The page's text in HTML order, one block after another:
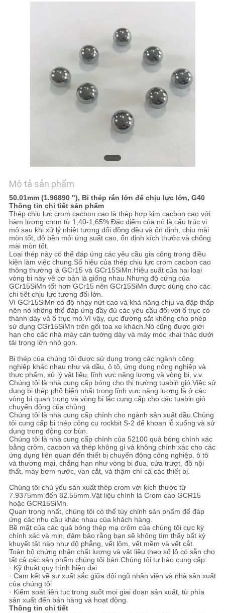
TRANG
WEB
PRIVACY
POLICY
Mô tả sản phẩm
50.01mm (1.96890 "), Bi thép rắn lớn để chịu lực lớn, G40
Thông tin chi tiết sản phẩm
Thép chịu lực crom cacbon cao là thép hợp kim cacbon cao với
hàm lượng crom từ 1,40-1,65%.Đặc điểm của nó là cấu trúc vi
mô sau khi xử lý nhiệt tương đối đồng đều và ổn định, chịu mài
mòn tốt, độ bền mỏi ứng suất cao, ổn định kích thước và chống
mài mòn tốt.
Loại thép này có thể đáp ứng các yêu cầu gia công trong điều
kiện làm việc chung.Số hiệu của thép chịu lực crom cacbon cao
thông thường là GCr15 và GCr15SiMn.Hiệu suất của hai loại
vòng bi này về cơ bản là giống nhau.Nhưng độ cứng của
GCr15SiMn tốt hơn GCr15 nên GCr15SiMn được dùng cho các
chi tiết chịu lực tương đối lớn.
Vì GCr15SiMn có độ nhạy nứt cao và khả năng chịu va đập thấp
nên nó không thể đáp ứng đầy đủ các yêu cầu đối với ổ trục có
thành dày và ổ trục mỏ.Vì vậy, cục đường sắt không cho phép
sử dụng CGr15SiMn trên gối toa xe khách.Nó cũng được giới
hạn cho các nhà máy cán tường dày và máy móc khai thác dưới
tải trọng lớn nhỏ gọn.
Bi thép của chúng tôi được sử dụng trong các ngành công
nghiệp khác nhau như vá dầu, ô tô, ứng dụng nông nghiệp và
thực phẩm, xử lý vật liệu, lĩnh vực năng lượng và vòng bi, v.v.
Chúng tôi là nhà cung cấp bóng cho thị trường tuabin gió.Việc sử
dụng bi thép phổ biến nhất trong lĩnh vực năng lượng là ở các
vòng bi quan trọng và vòng bi lắc cung cấp cho các tuabin gió
chuyển động của chúng.
Chúng tôi là nhà cung cấp chính cho ngành sản xuất dầu.Chúng
tôi cung cấp bi thép công cụ rockbit S-2 để khoan lỗ xuống và sử
dụng trong động cơ bùn.
Chúng tôi là nhà cung cấp chính của 52100 quả bóng chính xác
bằng crôm, cacbon và thép không gỉ và không chính xác cho các
ứng dụng liên quan đến thiết bị chuyển động công nghiệp, ô tô
và thương mại, chẳng hạn như vòng bi đua, cửa trượt, đồ nội
thất, máy bơm nước, van cắt, và thậm chí cả các thiết bị.
Chúng tôi chủ yếu sản xuất thép crom với kích thước từ
7.9375mm đến 82.55mm.Vật liệu chính là Crom cao GCR15
hoặc GCR15SiMn.
Quan trọng nhất, chúng tôi có thể tùy chỉnh sản phẩm để đáp
ứng các nhu cầu khác nhau của khách hàng.
Bề mặt của các quả bóng thép mạ crôm của chúng tôi cực kỳ
chính xác và mịn, đảm bảo rằng bạn sẽ không tìm thấy bất kỳ
khuyết tật nào như độ phẳng, vết lõm, vết mềm và vết cắt.
Toàn bộ chứng nhận chất lượng và vật liệu theo số lô có sẵn cho
tất cả các sản phẩm chúng tôi bán.Chúng tôi tự hào cung cấp:
· Kỹ thuật quy trình hiện đại
· Cam kết về sự xuất sắc giữa đội ngũ nhân viên và nhà sản xuất
của chúng tôi
· Kiểm soát liên tục trong suốt mọi giai đoạn sản xuất, từ phía
sản xuất đến bán hàng và hoạt động.
Thông tin chi tiết